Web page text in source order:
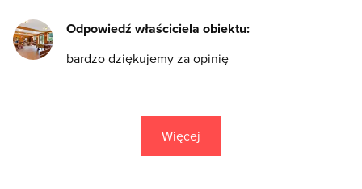
Odpowiedź właściciela obiektu:
bardzo dziękujemy za opinię
Więcej